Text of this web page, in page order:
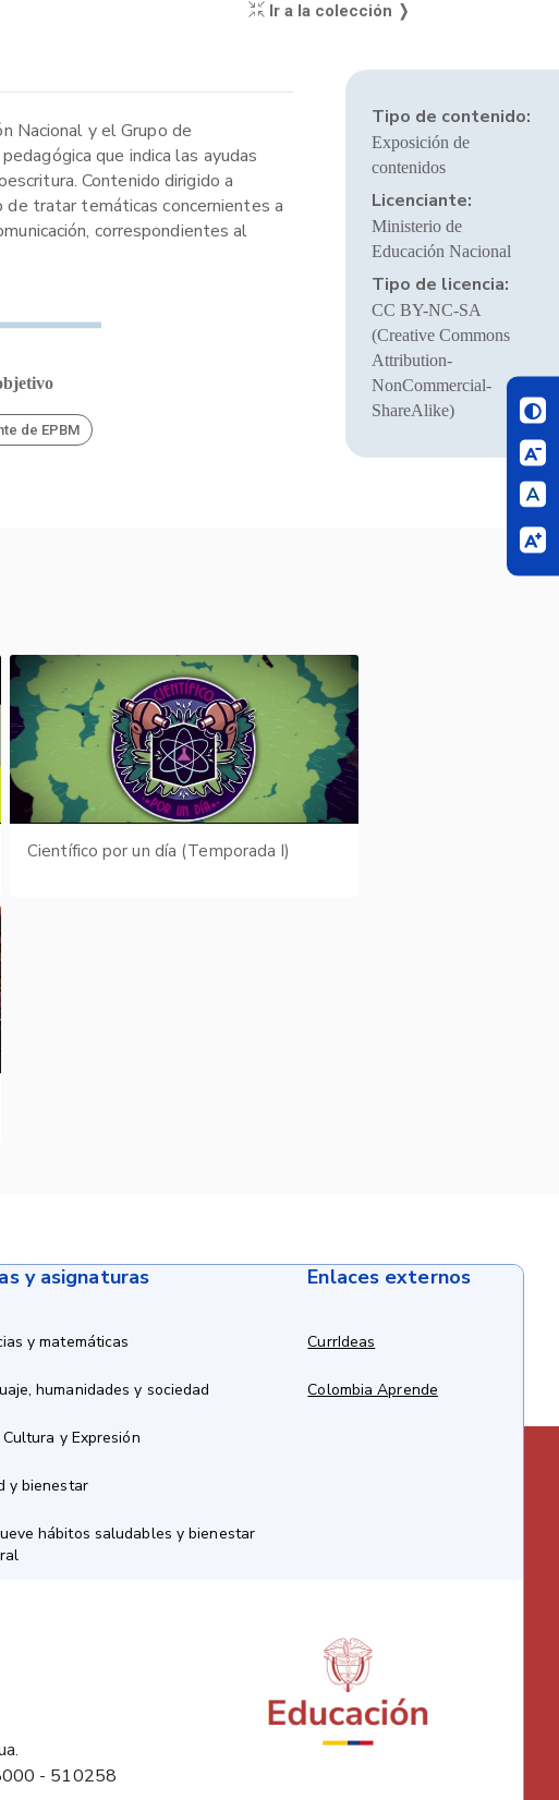
Ir a la colección ❭
Nacional y el Grupo de
que indica las ayudas
Contenido dirigido a
de tratar temáticas concernientes a
correspondientes al
de EPBM
Tipo de contenido:
Exposición de
contenidos
Licenciante:
Ministerio de
Educación Nacional
Tipo de licencia:
CC BY-NC-SA
(Creative Commons
Attribution-
NonCommercial-
ShareAlike)
Científico por un día (Temporada I)
y asignaturas
y matemáticas
humanidades y sociedad
y Expresión
y bienestar
hábitos saludables y bienestar
Enlaces externos
CurrIdeas
Colombia Aprende
- 510258